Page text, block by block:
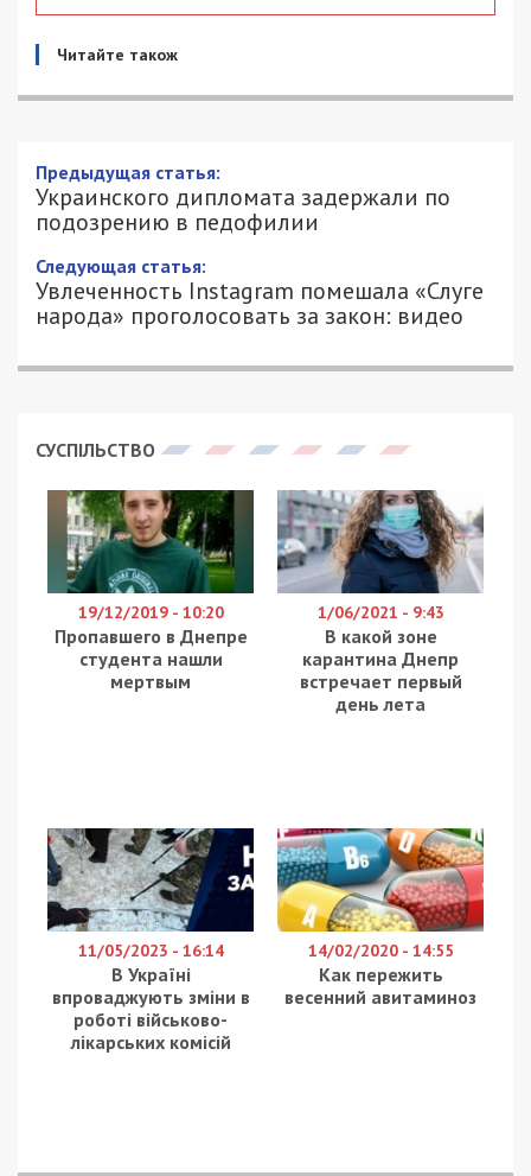
Читайте також
Предыдущая статья:
Украинского дипломата задержали по
подозрению в педофилии
Следующая статья:
Увлеченность Instagram помешала «Слуге
народа» проголосовать за закон: видео
СУСПІЛЬСТВО
19/12/2019 - 10:20
Пропавшего в Днепре
студента нашли
мертвым
1/06/2021 - 9:43
В какой зоне
карантина Днепр
встречает первый
день лета
11/05/2023 - 16:14
В Україні
впроваджують зміни в
роботі військово-
лікарських комісій
14/02/2020 - 14:55
Как пережить
весенний авитаминоз